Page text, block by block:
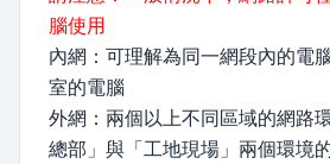
腦使用
內網：可理解為同一網段內的電
室的電腦
外網：兩個以上不同區域的網路
總部」與「工地現場」兩個環境